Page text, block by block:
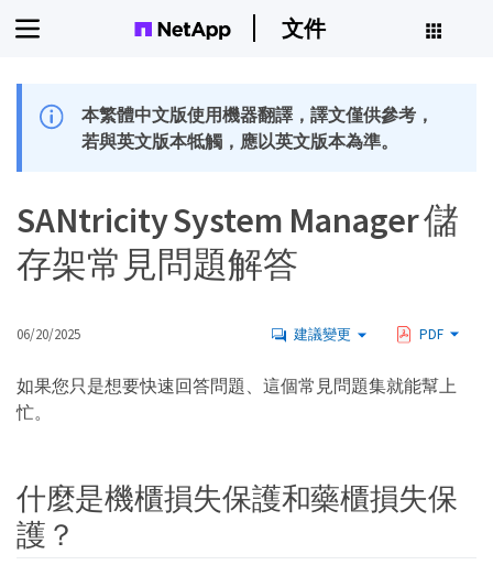
文件
本繁體中文版使用機器翻譯，譯文僅供參考，
若與英文版本牴觸，應以英文版本為準。
SANtricity System Manager 儲
存架常見問題解答
06/20/2025 建議變更 PDF
如果您只是想要快速回答問題、這個常見問題集就能幫上
忙。
什麼是機櫃損失保護和藥櫃損失保
護？